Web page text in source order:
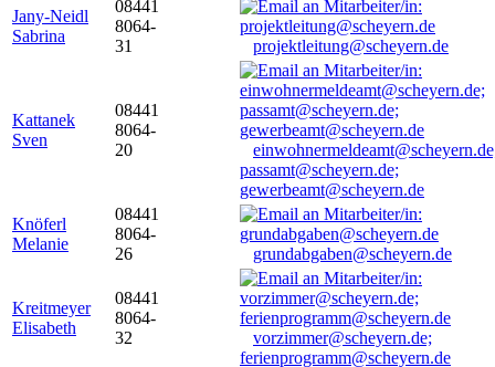
Jany-Neidl
Sabrina
08441
8064-
31
projektleitung@scheyern.de
Kattanek
Sven
08441
8064-
20
passamt@scheyern.de;
gewerbeamt@scheyern.de
Knöferl
Melanie
08441
8064-
26
grundabgaben@scheyern.de
Kreitmeyer
Elisabeth
08441
8064-
32
vorzimmer@scheyern.de;
ferienprogramm@scheyern.de